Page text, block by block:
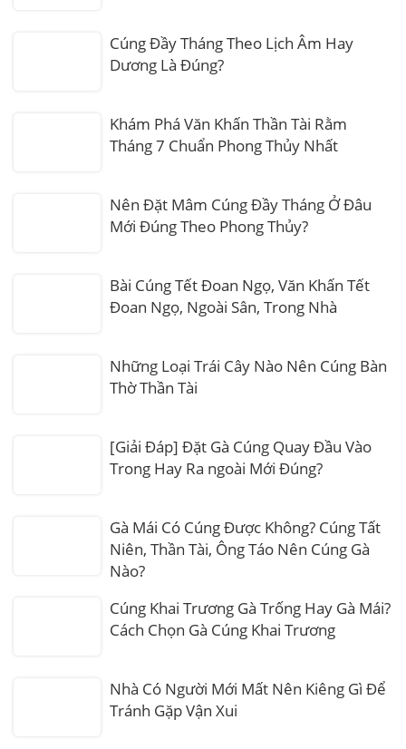
Cúng Đầy Tháng Theo Lịch Âm Hay
Dương Là Đúng?
Khám Phá Văn Khấn Thần Tài Rằm
Tháng 7 Chuẩn Phong Thủy Nhất
Nên Đặt Mâm Cúng Đầy Tháng Ở Đâu
Mới Đúng Theo Phong Thủy?
Bài Cúng Tết Đoan Ngọ, Văn Khấn Tết
Đoan Ngọ, Ngoài Sân, Trong Nhà
Những Loại Trái Cây Nào Nên Cúng Bàn
Thờ Thần Tài
[Giải Đáp] Đặt Gà Cúng Quay Đầu Vào
Trong Hay Ra ngoài Mới Đúng?
Gà Mái Có Cúng Được Không? Cúng Tất
Niên, Thần Tài, Ông Táo Nên Cúng Gà
Nào?
Cúng Khai Trương Gà Trống Hay Gà Mái?
Cách Chọn Gà Cúng Khai Trương
Nhà Có Người Mới Mất Nên Kiêng Gì Để
Tránh Gặp Vận Xui